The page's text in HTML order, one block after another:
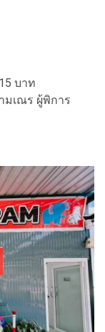
บาท
มเณร ผู้พิการ